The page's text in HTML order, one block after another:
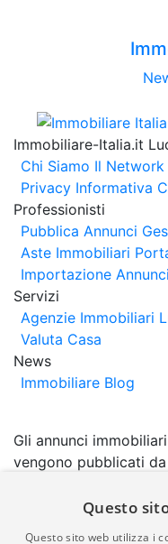
Immobiliare-Italia.it
Chi Siamo Il Network
Privacy Informativa
Professionisti
Pubblica Annunci
Aste Immobiliari
Importazione
Servizi
Agenzie Immobiliari
Valuta Casa
News
Immobiliare Blog
Gli annunci
vengono pubblicati
comportaQuesto
Questo sito web utilizza i